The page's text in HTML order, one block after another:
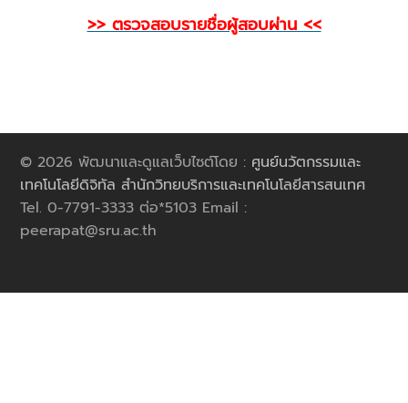
>> ตรวจสอบรายชื่อผู้สอบผ่าน <<
© 2026 พัฒนาและดูแลเว็บไซต์โดย : ศูนย์นวัตกรรมและ
เทคโนโลยีดิจิทัล สำนักวิทยบริการและเทคโนโลยีสารสนเทศ
Tel. 0-7791-3333 ต่อ*5103 Email :
peerapat@sru.ac.th